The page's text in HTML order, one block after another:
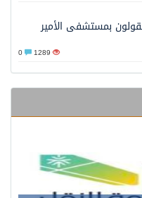
بمستشفى الأمير
1289